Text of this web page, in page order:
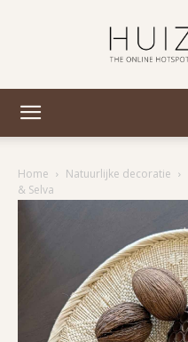
Home Natuurlijke decoratie
& Selva